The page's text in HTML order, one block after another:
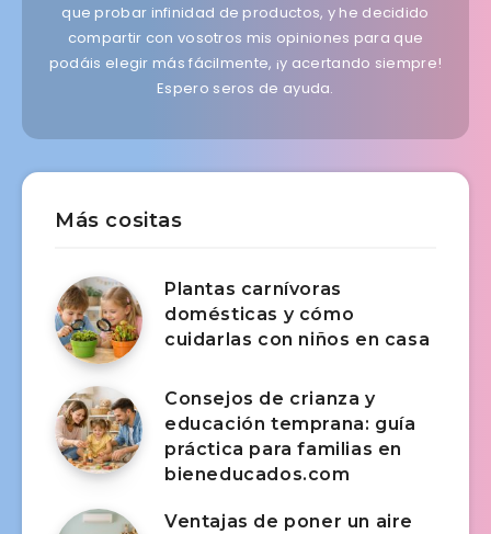
que probar infinidad de productos, y he decidido
compartir con vosotros mis opiniones para que
podáis elegir más fácilmente, ¡y acertando siempre!
Espero seros de ayuda.
Más cositas
Plantas carnívoras
domésticas y cómo
cuidarlas con niños en casa
Consejos de crianza y
educación temprana: guía
práctica para familias en
bieneducados.com
Ventajas de poner un aire